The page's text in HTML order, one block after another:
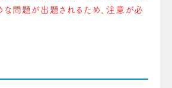
問題が出題されるため、注意が必